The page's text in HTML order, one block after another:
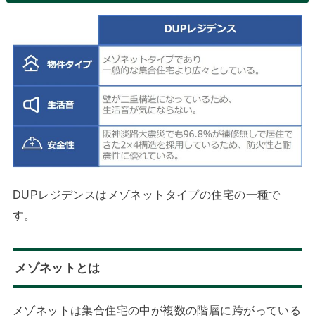
DUPレジデンスはメゾネットタイプの住宅の一種で
す。
メゾネットとは
メゾネットは集合住宅の中が複数の階層に跨がっている